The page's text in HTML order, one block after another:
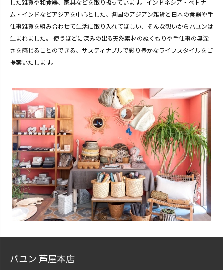
した雑貨や和食器、家具などを取り扱っています。インドネシア・ベトナ
ム・インドなどアジアを中心とした、各国のアジアン雑貨と日本の食器や手
仕事雑貨を組み合わせて生活に取り入れてほしい、そんな想いからパユンは
生まれました。 使うほどに深みの出る天然素材のぬくもりや手仕事の奥深
さを感じることのできる、サスティナブルで彩り豊かなライフスタイルをご
提案いたします。
パユン 芦屋本店